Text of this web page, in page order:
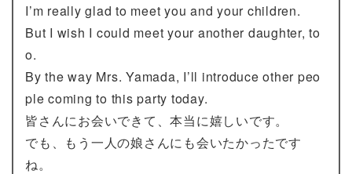
I’m really glad to meet you and your children.
But I wish I could meet your another daughter, to
o.
By the way Mrs. Yamada, I’ll introduce other peo
ple coming to this party today.
皆さんにお会いできて、本当に嬉しいです。
でも、もう一人の娘さんにも会いたかったです
ね。